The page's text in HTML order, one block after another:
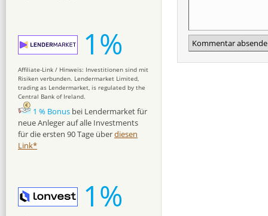
1%
Affiliate-Link / Hinweis: Investitionen sind mit
Risiken verbunden. Lendermarket Limited,
trading as Lendermarket, is regulated by the
Central Bank of Ireland.
1 % Bonus bei Lendermarket für
neue Anleger auf alle Investments
für die ersten 90 Tage überdiesen
Link*
1%